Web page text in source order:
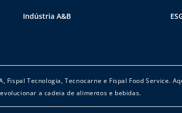
Indústria A&B
Fispal Tecnologia, Tecnocarne e Fispal Food
a cadeia de alimentos e bebidas.